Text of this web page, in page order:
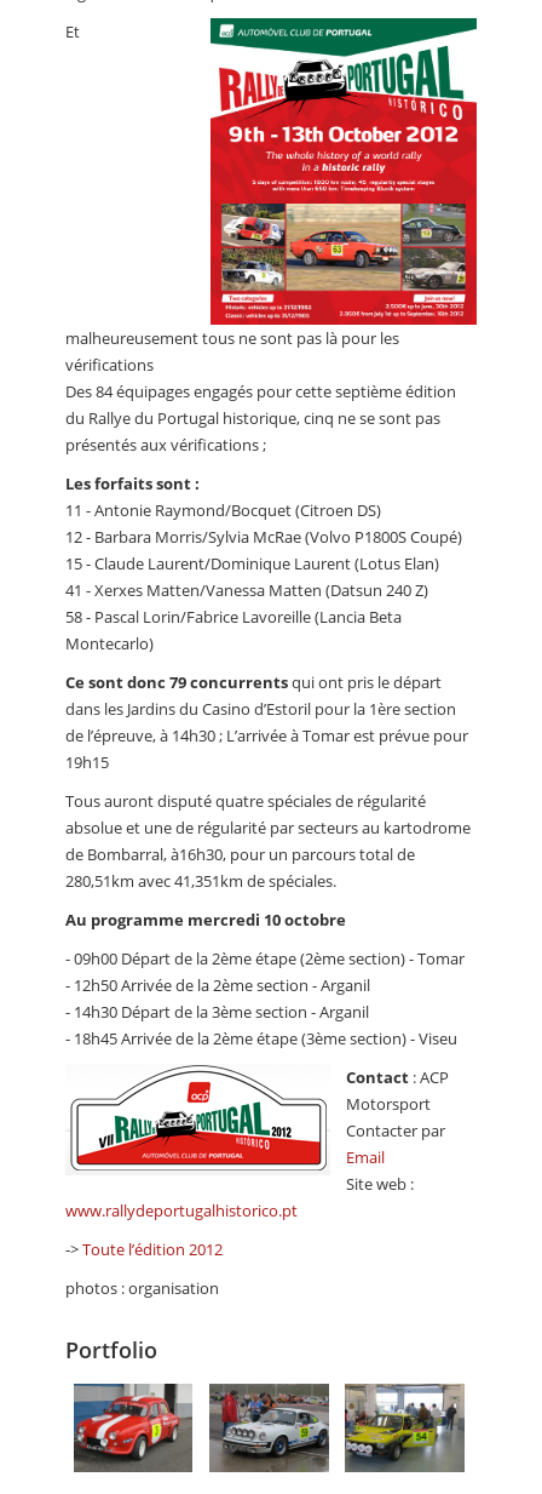
Et
malheureusement tous ne sont pas là pour les
vérifications
Des 84 équipages engagés pour cette septième édition
du Rallye du Portugal historique, cinq ne se sont pas
présentés aux vérifications ;
Les forfaits sont :
11 - Antonie Raymond/Bocquet (Citroen DS)
12 - Barbara Morris/Sylvia McRae (Volvo P1800S Coupé)
15 - Claude Laurent/Dominique Laurent (Lotus Elan)
41 - Xerxes Matten/Vanessa Matten (Datsun 240 Z)
58 - Pascal Lorin/Fabrice Lavoreille (Lancia Beta
Montecarlo)
Ce sont donc 79 concurrentsqui ont pris le départ
dans les Jardins du Casino d’Estoril pour la 1ère section
de l’épreuve, à 14h30 ; L’arrivée à Tomar est prévue pour
19h15
Tous auront disputé quatre spéciales de régularité
absolue et une de régularité par secteurs au kartodrome
de Bombarral, à16h30, pour un parcours total de
280,51km avec 41,351km de spéciales.
Au programme mercredi 10 octobre
- 09h00 Départ de la 2ème étape (2ème section) - Tomar
- 12h50 Arrivée de la 2ème section - Arganil
- 14h30 Départ de la 3ème section - Arganil
- 18h45 Arrivée de la 2ème étape (3ème section) - Viseu
Contact : ACP
Motorsport
Contacter par
Email
Site web :
www.rallydeportugalhistorico.pt
->Toute l’édition 2012
photos : organisation
Portfolio